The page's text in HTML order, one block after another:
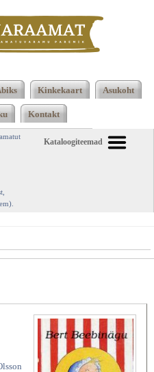
Sören Olsson,
ee
Kinkekaart Asukoht
Kontakt
Kataloogiteemad